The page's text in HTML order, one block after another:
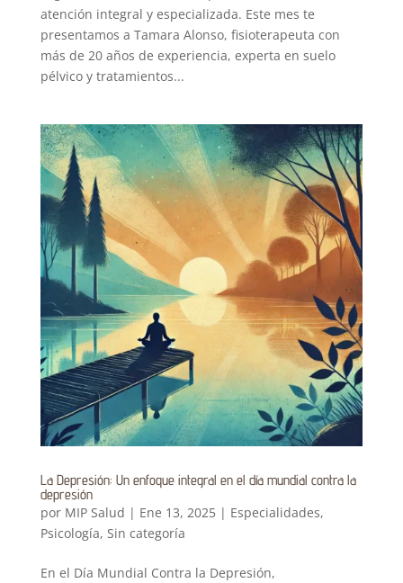
atención integral y especializada. Este mes te
presentamos a Tamara Alonso, fisioterapeuta con
más de 20 años de experiencia, experta en suelo
pélvico y tratamientos...
La Depresión: Un enfoque integral en el día mundial contra la
depresión
por MIP Salud | Ene 13, 2025| Especialidades,
Psicología, Sin categoría
En el Día Mundial Contra la Depresión,